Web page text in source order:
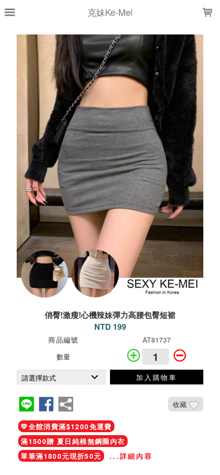
克妹Ke-Mei
俏臀!激瘦!心機辣妹彈力高腰包臀短裙
NTD 199
商品編號
AT81737
數量
加入購物車
收藏
💛全館消費滿$1200免運費
滿1500贈 夏日純棉無鋼圈內衣
單筆滿1800元現折50元
...詳細內容